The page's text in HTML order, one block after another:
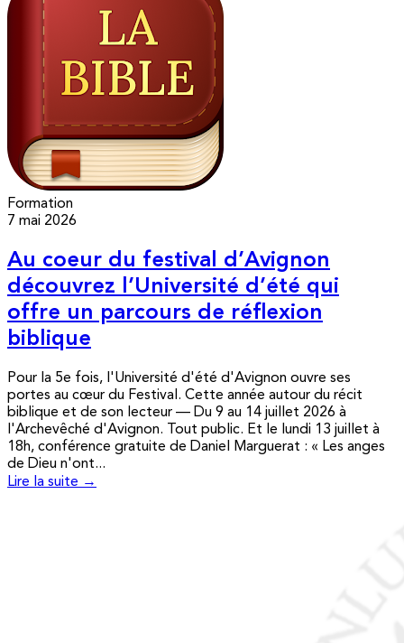
Formation
7 mai 2026
Au coeur du festival d’Avignon
découvrez l’Université d’été qui
offre un parcours de réflexion
biblique
Pour la 5e fois, l'Université d'été d'Avignon ouvre ses
portes au cœur du Festival. Cette année autour du récit
biblique et de son lecteur — Du 9 au 14 juillet 2026 à
l'Archevêché d'Avignon. Tout public. Et le lundi 13 juillet à
18h, conférence gratuite de Daniel Marguerat : « Les anges
de Dieu n'ont...
Lire la suite →